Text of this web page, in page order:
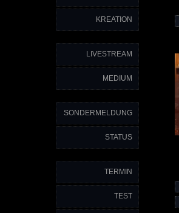
KREATION
LIVESTREAM
MEDIUM
SONDERMELDUNG
STATUS
TERMIN
TEST